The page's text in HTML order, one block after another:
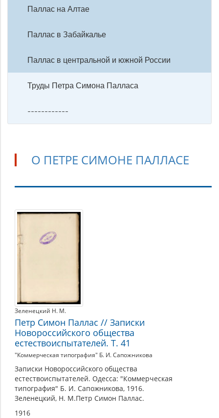
Паллас на Алтае
Паллас в Забайкалье
Паллас в центральной и южной России
Труды Петра Симона Палласа
------------
О ПЕТРЕ СИМОНЕ ПАЛЛАСЕ
О
Петре
Симоне
Палласе
Зеленецкий Н. М.
Петр Симон Паллас // Записки
Новороссийского общества
естествоиспытателей. Т. 41
"Коммерческая типография" Б. И. Сапожникова
Записки Новороссийского общества
естествоиспытателей. Одесса: "Коммерческая
типография" Б. И. Сапожникова, 1916.
Зеленецкий, Н. М.Петр Симон Паллас.
1916